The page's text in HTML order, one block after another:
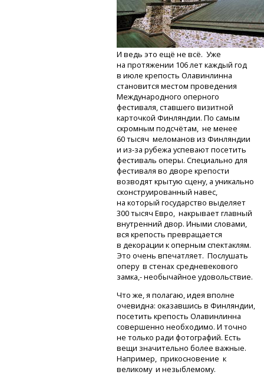
И ведь это ещё не всё. Уже
на протяжении 106 лет каждый год
в июле крепость Олавинлинна
становится местом проведения
Международного оперного
фестиваля, ставшего визитной
карточкой Финляндии. По самым
скромным подсчётам, не менее
60 тысяч меломанов из Финляндии
и из-за рубежа успевают посетить
фестиваль оперы. Специально для
фестиваля во дворе крепости
возводят крытую сцену, а уникально
сконструированный навес,
на который государство выделяет
300 тысяч Евро, накрывает главный
внутренний двор. Иными словами,
вся крепость превращается
в декорации к оперным спектаклям.
Это очень впечатляет. Послушать
оперу в стенах средневекового
замка,- необычайное удовольствие.
Что же, я полагаю, идея вполне
очевидна: оказавшись в Финляндии,
посетить крепость Олавинлинна
совершенно необходимо. И точно
не только ради фотографий. Есть
вещи значительно более важные.
Например, прикосновение к
великому и незыблемому.